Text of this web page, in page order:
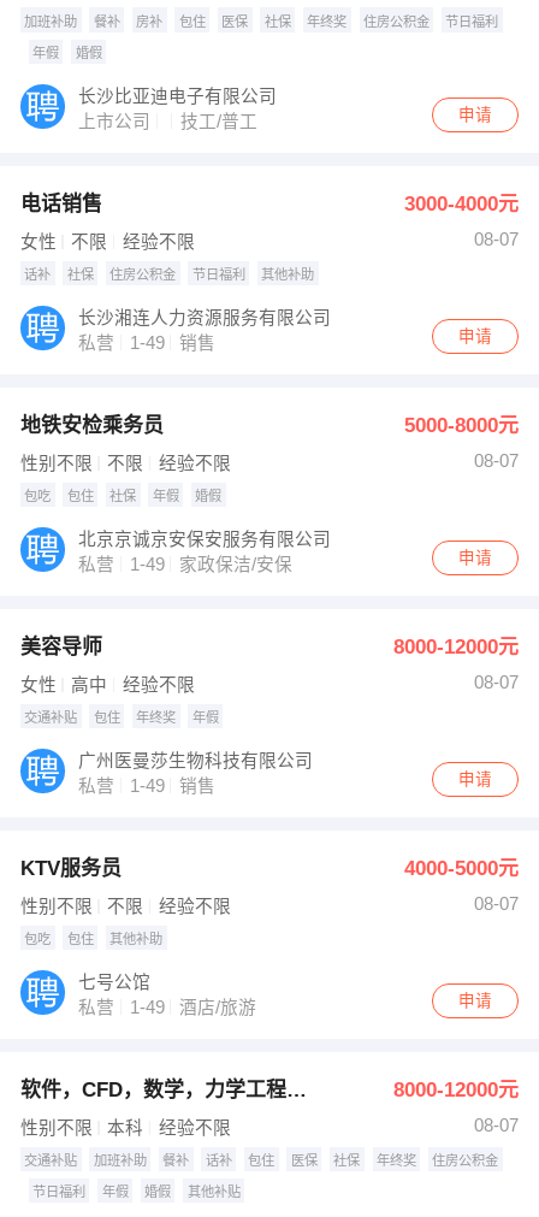
加班补助 餐补 房补 包住 医保 社保 年终奖 住房公积金 节日福利
年假 婚假
长沙比亚迪电子有限公司
上市公司
技工/普工 申请
电话销售 3000-4000元
女性 不限 经验不限 08-07
话补 社保 住房公积金 节日福利 其他补助
长沙湘连人力资源服务有限公司
私营
1-49 销售 申请
地铁安检乘务员 5000-8000元
性别不限 不限 经验不限 08-07
包吃 包住 社保 年假 婚假
北京京诚京安保安服务有限公司
私营
1-49 家政保洁/安保 申请
美容导师 8000-12000元
女性 高中 经验不限 08-07
交通补贴 包住 年终奖 年假
广州医曼莎生物科技有限公司
私营
1-49 销售 申请
KTV服务员 4000-5000元
性别不限 不限 经验不限 08-07
包吃 包住 其他补助
七号公馆
私营
1-49 酒店/旅游 申请
软件，CFD，数学，力学工程师等 8000-12000元
性别不限 本科 经验不限 08-07
交通补贴 加班补助 餐补 话补 包住 医保 社保 年终奖 住房公积金
节日福利 年假 婚假 其他补贴